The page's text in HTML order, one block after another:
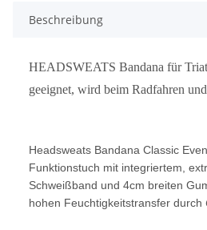
Beschreibung
HEADSWEATS Bandana für
geeignet, wird beim Radfahren
Headsweats Bandana Classic
Funktionstuch mit integriertem,
Schweißband und 4cm breiten
hohen Feuchtigkeitstransfer durch